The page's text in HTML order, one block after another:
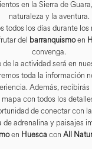
en la Sierra de
naturaleza y la aventura.
todos los días durante
del barranquismoen
convenga.
la actividad será en
toda la información
Además,
mapa con todos los
de conectar con
de adrenalina y paisajes
en Huescacon All